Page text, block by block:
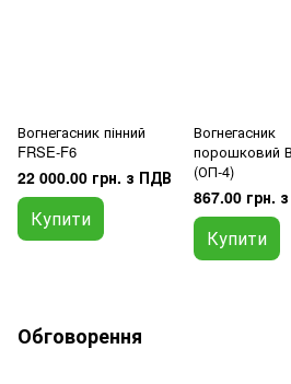
Вогнегасник пінний
FRSE-F6
22 000.00 грн. з ПДВ
Купити
Вогнегасник
порошковий
(ОП-4)
867.00 грн.
Купити
Обговорення